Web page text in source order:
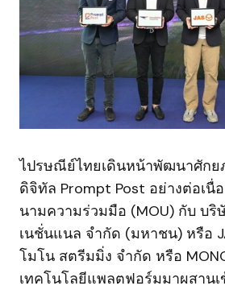
ไปรษณีย์ไทยเดินหน้าพัฒนาศัก
ดิจิทัล Prompt Post อย่างต่อเนื่
นามความร่วมมือ (MOU) กับ บริ
เนชั่นแนล จำกัด (มหาชน) หรือ
โมโน สตรีมมิ่ง จำกัด หรือ
เทคโนโลยีแพลตฟอร์มมาผสาน